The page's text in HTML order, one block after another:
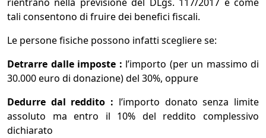
tali consentono di fruire dei benefici fiscali.
Le persone fisiche possono infatti scegliere se:
Detrarre dalle imposte : l’importo (per un massimo di
30.000 euro di donazione) del 30%, oppure
Dedurre dal reddito : l’importo donato senza limite
assoluto ma entro il 10% del reddito complessivo
dichiarato